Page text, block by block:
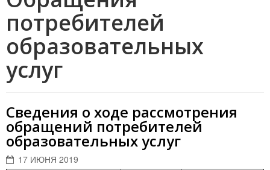
потребителей
образовательных
услуг
Сведения о ходе рассмотрения
обращений потребителей
образовательных услуг
17 ИЮНЯ 2019